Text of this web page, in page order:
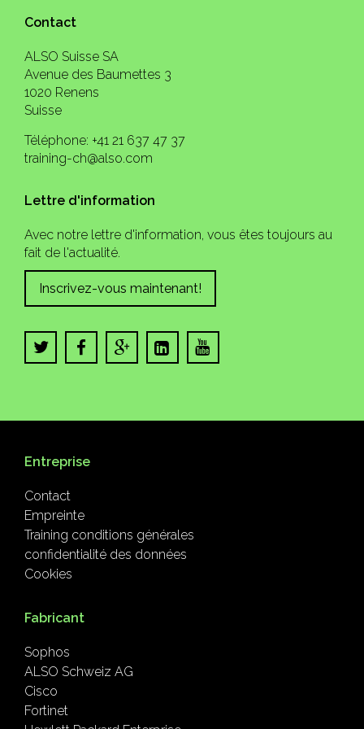
Contact
ALSO Suisse SA
Avenue des Baumettes 3
1020 Renens
Suisse
Téléphone: +41 21 637 47 37
training-ch@also.com
Lettre d'information
Avec notre lettre d'information, vous êtes toujours au
fait de l'actualité.
Inscrivez-vous maintenant!
Entreprise
Contact
Empreinte
Training conditions générales
confidentialité des données
Cookies
Fabricant
Sophos
ALSO Schweiz AG
Cisco
Fortinet